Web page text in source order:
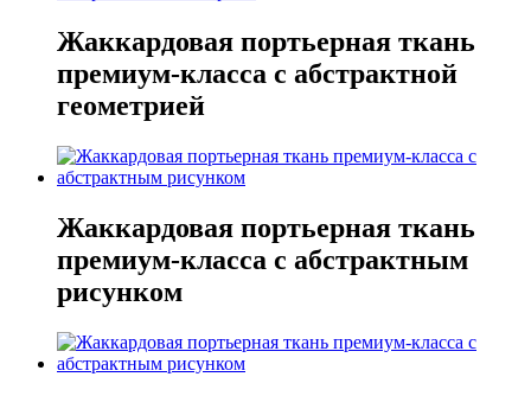
Жаккардовая портьерная ткань
премиум-класса с абстрактной
геометрией
Жаккардовая портьерная ткань
премиум-класса с абстрактным
рисунком